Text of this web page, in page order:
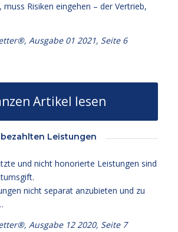
muss Risiken eingehen – der Vertrieb,
Ausgabe 01 2021, Seite 6
Artikel lesen
Leistungen
und nicht honorierte Leistungen sind
nicht separat anzubieten und zu
Ausgabe 12 2020, Seite 7